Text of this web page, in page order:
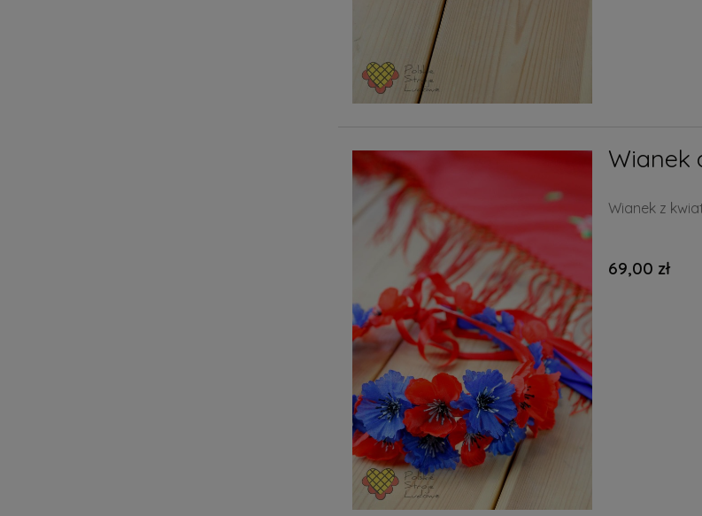
Wianek
Wianek z
69,00 zł